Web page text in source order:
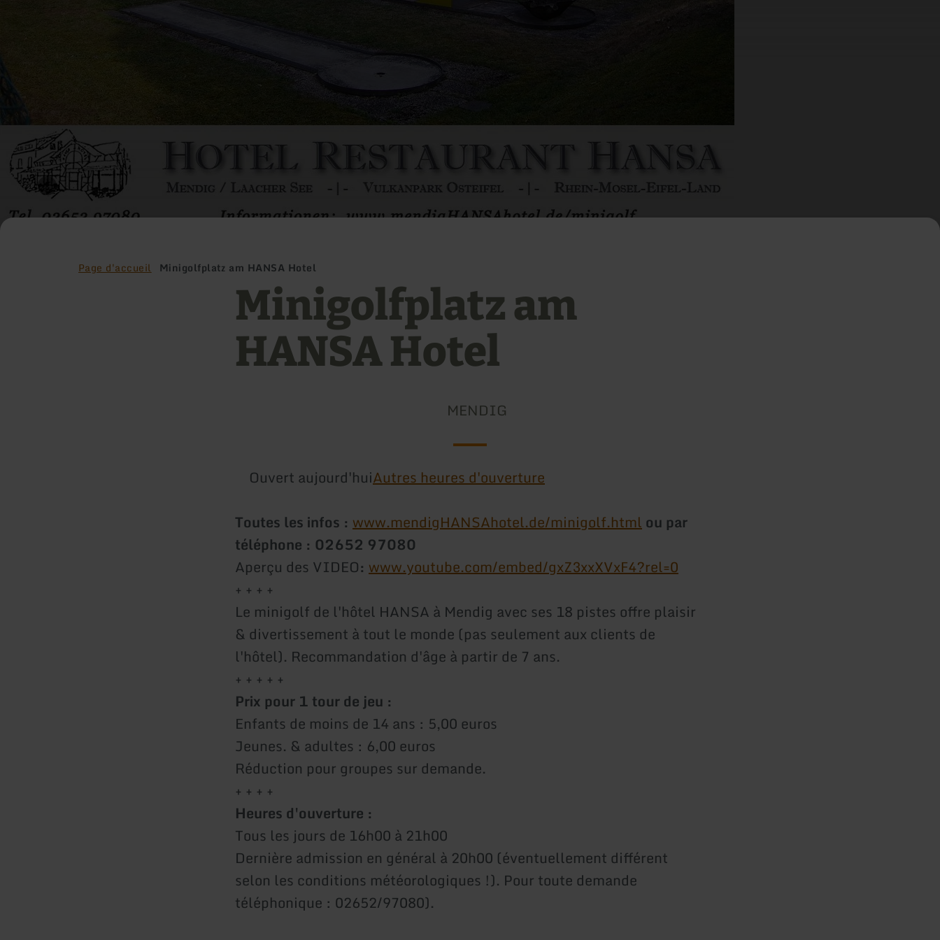
Page d'accueil Minigolfplatz am HANSA Hotel
Minigolfplatz am
HANSA Hotel
MENDIG
Ouvert aujourd'huiAutres heures d'ouverture
Toutes les infos : www.mendigHANSAhotel.de/minigolf.htmlou par
téléphone : 02652 97080
Aperçu des VIDEO: www.youtube.com/embed/gxZ3xxXVxF4?rel=0
+ + + +
Le minigolf de l'hôtel HANSA à Mendig avec ses 18 pistes offre plaisir
& divertissement à tout le monde (pas seulement aux clients de
l'hôtel). Recommandation d'âge à partir de 7 ans.
+ + + + +
Prix pour 1 tour de jeu :
Enfants de moins de 14 ans : 5,00 euros
Jeunes. & adultes : 6,00 euros
Réduction pour groupes sur demande.
+ + + +
Heures d'ouverture :
Tous les jours de 16h00 à 21h00
Dernière admission en général à 20h00 (éventuellement différent
selon les conditions météorologiques !). Pour toute demande
téléphonique : 02652/97080).